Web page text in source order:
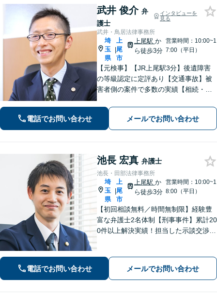
武井 俊介 弁
護士
インタビューを
見る
武井・鳥居法律事務所
埼
玉
県
|
上
尾
市
上尾駅 か
ら徒歩3分
営業時間：10:00~1
7:00（平日）
【元検事】【JR上尾駅3分】後遺障害
の等級認定に定評あり【交通事故】被
害者側の案件で多数の実績【相続・遺
【刑事事件】検事経験・豊富な実績、
スピーディーな接見が強み、上尾警察
署5分【初回面談30分無料】
電話でお問い合わせ メールでお問い合わせ
池長 宏真 弁護士
池長・田部法律事務所
埼
玉
県
|
上
尾
市
上尾駅 か
ら徒歩3分
営業時間：10:00~1
8:00（平日）
【初回相談無料／時間無制限】経験豊
富な弁護士2名体制【刑事事件】累計20
0件以上解決実績！担当した示談交渉の
料請求や財産分与、親権、養育費な
ど、累計200件以上の解決実績【上尾駅
電話でお問い合わせ メールでお問い合わせ